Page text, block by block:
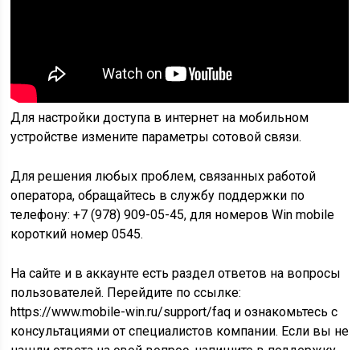
Для настройки доступа в интернет на мобильном
устройстве измените параметры сотовой связи.
Для решения любых проблем, связанных работой
оператора, обращайтесь в службу поддержки по
телефону: +7 (978) 909-05-45, для номеров Win mobile
короткий номер 0545.
На сайте и в аккаунте есть раздел ответов на вопросы
пользователей. Перейдите по ссылке:
https://www.mobile-win.ru/support/faq и ознакомьтесь с
консультациями от специалистов компании. Если вы не